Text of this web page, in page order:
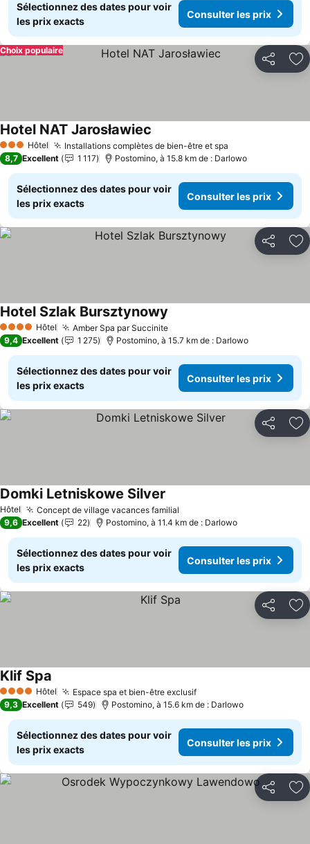
Sélectionnez des dates pour voir
les prix exacts
Consulter les prix
Partager
Choix populaire
3 ÉtoilesHôtel Installations complètes de bien-être et spa
Hotel NAT Jarosławiec
8,7 Excellent 1 117 Postomino, à 15.8 km de : Darlowo
Sélectionnez des dates pour voir
les prix exacts
Consulter les prix
Partager
4 Étoiles Hôtel Amber Spa par SucciniteConsulter les prix
Hotel Szlak Bursztynowy
9,4 Excellent 1 275 Postomino, à 15.7 km de : Darlowo
Sélectionnez des dates pour voir
les prix exacts
Consulter les prix
Partager
Hôtel Concept de village vacances familial
Domki Letniskowe Silver
9,6 Excellent 22 Postomino, à 11.4 km de : Darlowo
Sélectionnez des dates pour voir
les prix exacts
Consulter les prix
Partager
4 Étoiles Hôtel Espace spa et bien-être exclusifConsulter les prix
Klif Spa
9,3 Excellent 549 Postomino, à 15.6 km de : Darlowo
Sélectionnez des dates pour voir
les prix exacts
Consulter les prix
Partager